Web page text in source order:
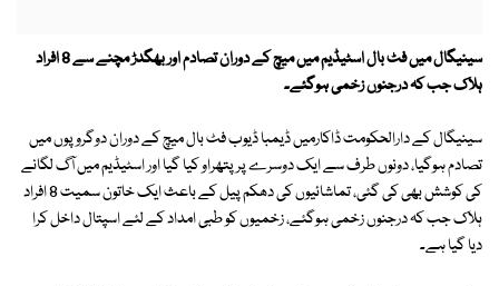
سینیگال میں فٹ بال اسٹیڈیم میں میچ کے دوران تصادم اور بھگدڑ مچنے سے 8 افراد
ہلاک جب کہ درجنوں زخمی ہوگئے۔
سینیگال کے دارالحکومت ڈاکارمیں ڈیمبا ڈیوب فٹ بال میچ کے دوران دوگروپوں میں
تصادم ہوگیا، دونوں طرف سے ایک دوسرے پر پتھراو کیا گیا اور اسٹیڈیم میں آگ لگانے
کی کوشش بھی کی گئی، تماشائیوں کی دھکم پیل کے باعث ایک خاتون سمیت 8 افراد
ہلاک جب کہ درجنوں زخمی ہوگئے، زخمیوں کو طبی امداد کے لئے اسپتال داخل کرا
دیا گیا ہے۔